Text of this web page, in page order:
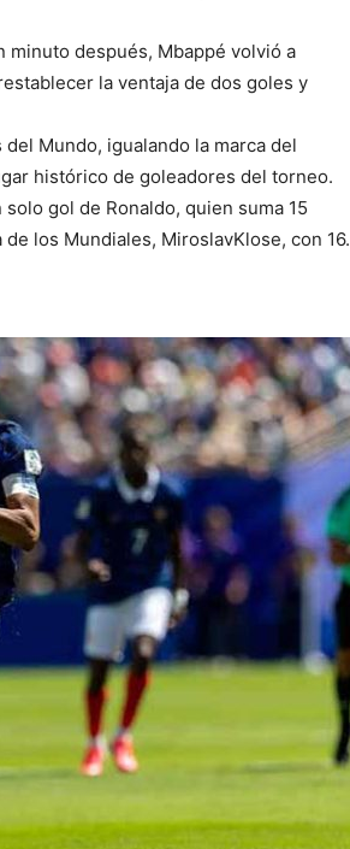
minuto después, Mbappé volvió a
la ventaja de dos goles y
Mundo, igualando la marca del
histórico de goleadores del torneo.
gol de Ronaldo, quien suma 15
los Mundiales, MiroslavKlose, con 16.